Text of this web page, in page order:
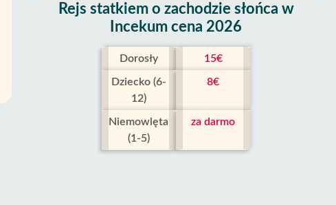
Rejs statkiem o zachodzie słońca w
Incekum cena 2026
Dorosły 15€
Dziecko (6-
12)
8€
Niemowlęta
(1-5)
za darmo